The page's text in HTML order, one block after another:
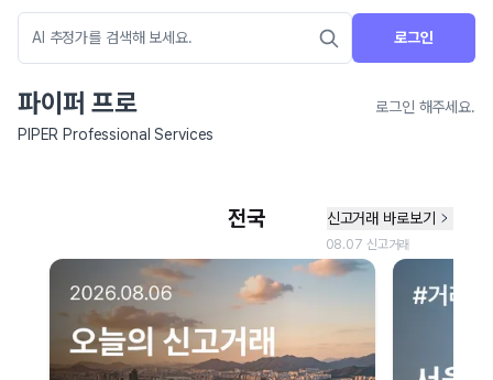
로그인
파이퍼 프로
로그인 해주세요.
PIPER Professional Services